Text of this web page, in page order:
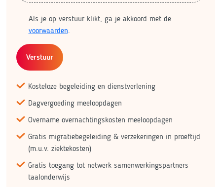
Als je op verstuur klikt, ga je akkoord met de
voorwaarden.
Verstuur
Kosteloze begeleiding en dienstverlening
Dagvergoeding meeloopdagen
Overname overnachtingskosten meeloopdagen
Gratis migratiebegeleiding & verzekeringen in proeftijd
(m.u.v. ziektekosten)
Gratis toegang tot netwerk samenwerkingspartners
taalonderwijs